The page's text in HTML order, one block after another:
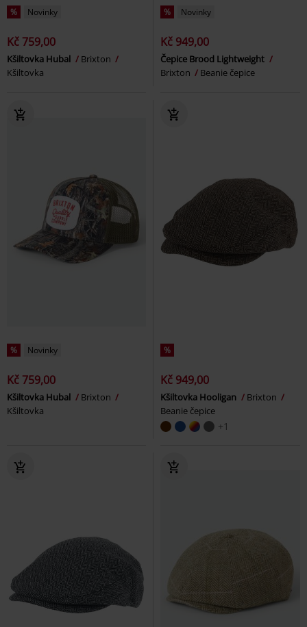
% Novinky
Kč 759,00
Kšiltovka Hubal
Brixton
Kšiltovka
% Novinky
Kč 949,00
Čepice Brood Lightweight
Brixton
Beanie čepice
% Novinky
Kč 759,00
Kšiltovka Hubal
Brixton
Kšiltovka
%
Kč 949,00
Kšiltovka Hooligan
Brixton
Beanie čepice
+1